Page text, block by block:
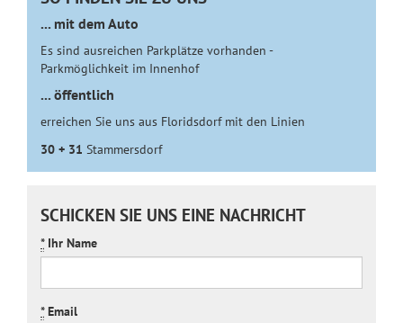
... mit dem Auto
Es sind ausreichen Parkplätze vorhanden -
Parkmöglichkeit im Innenhof
... öffentlich
erreichen Sie uns aus Floridsdorf mit den Linien
30 + 31 Stammersdorf
SCHICKEN SIE UNS EINE NACHRICHT
*Ihr Name
*Email